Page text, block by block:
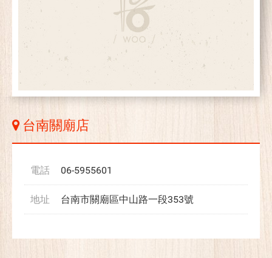
台南關廟店
電話 06-5955601
地址 台南市關廟區中山路一段353號